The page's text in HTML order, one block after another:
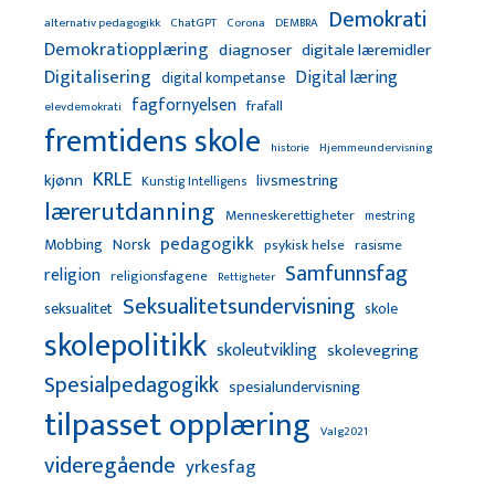
alternativ pedagogikk ChatGPT Corona DEMBRA Demokrati
Demokratiopplæring diagnoser digitale læremidler
Digitalisering digital kompetanse Digital læring
elevdemokrati fagfornyelsen frafall
fremtidens skole historie Hjemmeundervisning
kjønn KRLE Kunstig Intelligens livsmestring
lærerutdanning Menneskerettigheter mestring
Mobbing Norsk pedagogikk psykisk helse rasisme
religion religionsfagene Rettigheter Samfunnsfag
seksualitet Seksualitetsundervisning skole
skolepolitikk skoleutvikling skolevegring
Spesialpedagogikk spesialundervisning
tilpasset opplæring Valg2021
videregående yrkesfag